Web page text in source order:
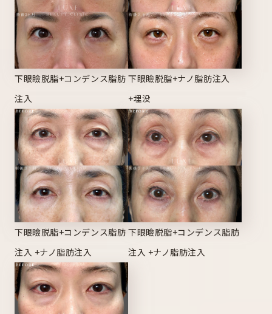
下眼瞼脱脂+コンデンス脂肪
注入
下眼瞼脱脂+ナノ脂肪注入
+埋没
下眼瞼脱脂+コンデンス脂肪
注入 +ナノ脂肪注入
下眼瞼脱脂+コンデンス脂肪
注入 +ナノ脂肪注入